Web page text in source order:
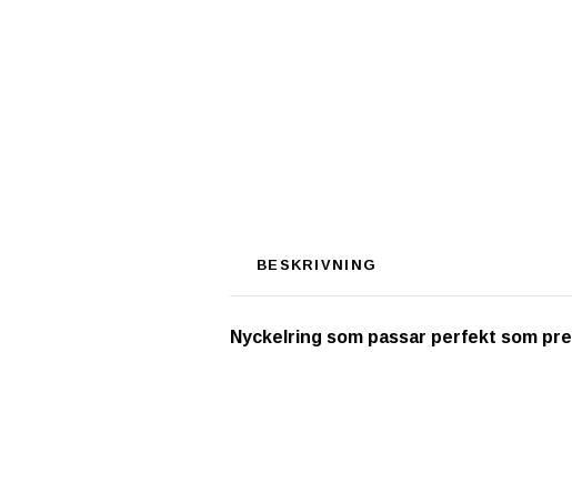
BESKRIVNING
Nyckelring som passar perfekt som